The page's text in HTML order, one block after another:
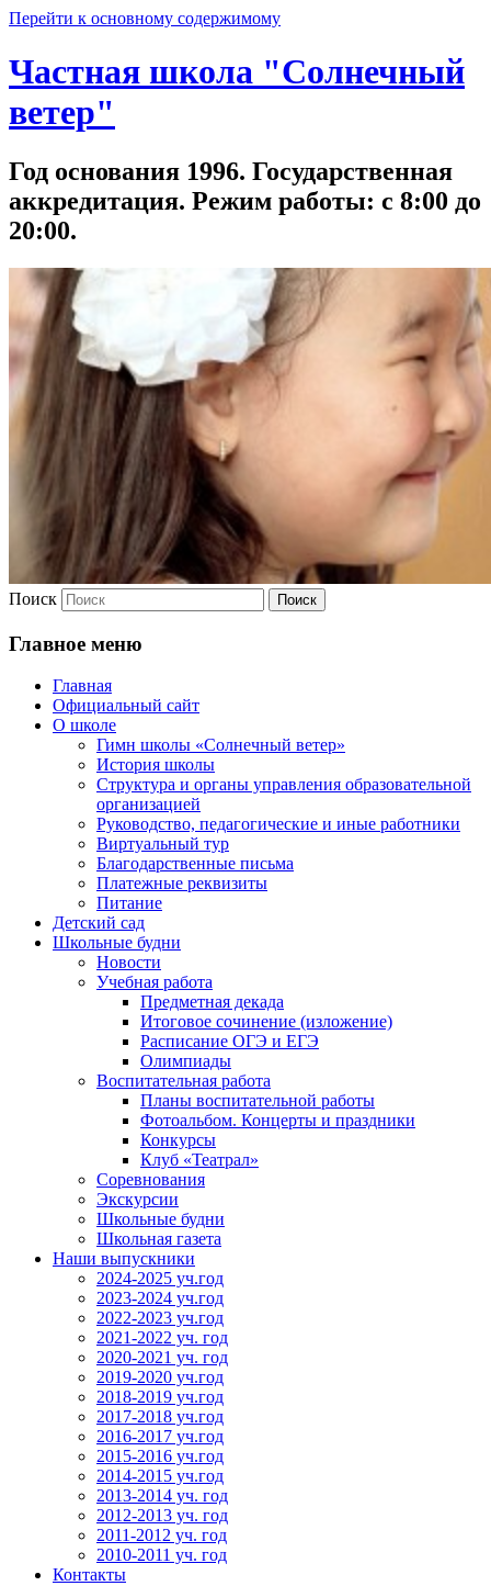
Перейти к основному содержимому
Частная школа "Солнечный
ветер"
Год основания 1996. Государственная
аккредитация. Режим работы: с 8:00 до
20:00.
Поиск
Главное меню
Главная
Официальный сайт
О школе
Гимн школы «Солнечный ветер»
История школы
Структура и органы управления образовательной
организацией
Руководство, педагогические и иные работники
Виртуальный тур
Благодарственные письма
Платежные реквизиты
Питание
Детский сад
Школьные будни
Новости
Учебная работа
Предметная декада
Итоговое сочинение (изложение)
Расписание ОГЭ и ЕГЭ
Олимпиады
Воспитательная работа
Планы воспитательной работы
Фотоальбом. Концерты и праздники
Конкурсы
Клуб «Театрал»
Соревнования
Экскурсии
Школьные будни
Школьная газета
Наши выпускники
2024-2025 уч.год
2023-2024 уч.год
2022-2023 уч.год
2021-2022 уч. год
2020-2021 уч. год
2019-2020 уч.год
2018-2019 уч.год
2017-2018 уч.год
2016-2017 уч.год
2015-2016 уч.год
2014-2015 уч.год
2013-2014 уч. год
2012-2013 уч. год
2011-2012 уч. год
2010-2011 уч. год
Контакты